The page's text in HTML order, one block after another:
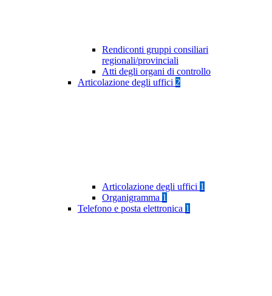
Rendiconti gruppi consiliari
regionali/provinciali
Atti degli organi di controllo
Articolazione degli uffici 2
Articolazione degli uffici 1
Organigramma 1
Telefono e posta elettronica 1